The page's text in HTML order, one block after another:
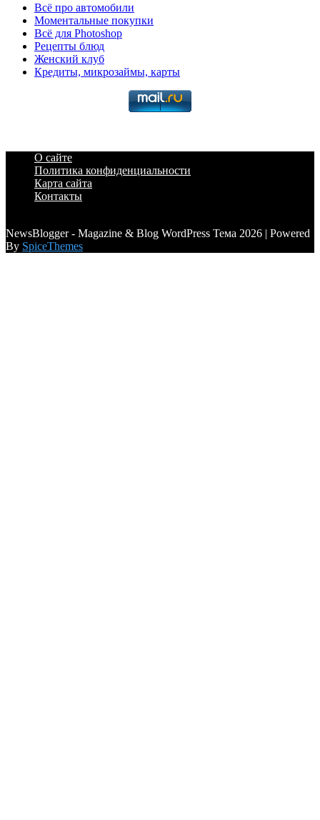
Всё про автомобили
Моментальные покупки
Всё для Photoshop
Рецепты блюд
Женский клуб
Кредиты, микрозаймы, карты
О сайте
Политика конфиденциальности
Карта сайта
Контакты
NewsBlogger - Magazine & Blog WordPress Тема 2026 | Powered
By SpiceThemes